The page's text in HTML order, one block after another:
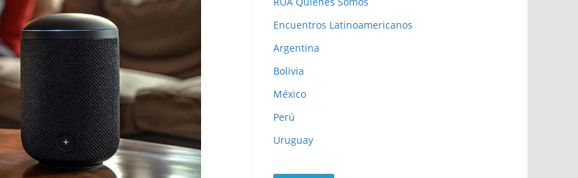
Encuentros Latinoamericanos
Argentina
Bolivia
México
Perú
Uruguay